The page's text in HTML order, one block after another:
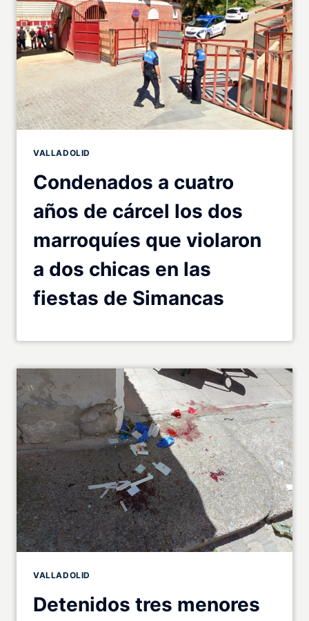
VALLADOLID
Condenados a cuatro
años de cárcel los dos
marroquíes que violaron
a dos chicas en las
fiestas de Simancas
VALLADOLID
Detenidos tres menores